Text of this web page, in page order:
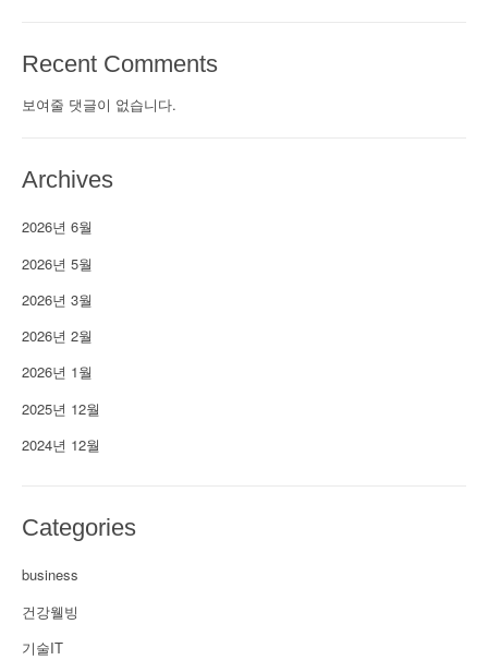
Recent Comments
보여줄 댓글이 없습니다.
Archives
2026년 6월
2026년 5월
2026년 3월
2026년 2월
2026년 1월
2025년 12월
2024년 12월
Categories
business
건강웰빙
기술IT